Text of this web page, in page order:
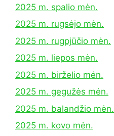
2025 m. spalio mėn.
2025 m. rugsėjo mėn.
2025 m. rugpjūčio mėn.
2025 m. liepos mėn.
2025 m. birželio mėn.
2025 m. gegužės mėn.
2025 m. balandžio mėn.
2025 m. kovo mėn.